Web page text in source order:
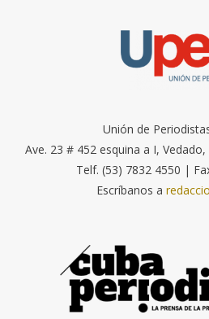
Unión de
Ave. 23 # 452 esquina a I,
Telf. (53) 7832 4550 |
Escríbanos a